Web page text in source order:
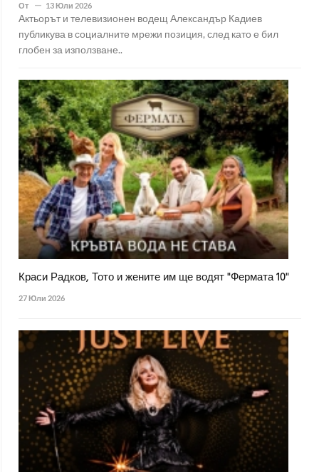
От 13 Юли 2026
Актьорът и телевизионен водещ Александър Кадиев
публикува в социалните мрежи позиция, след като е бил
глобен за използване..
Краси Радков, Тото и жените им ще водят "Фермата 10"
27 Юли 2026